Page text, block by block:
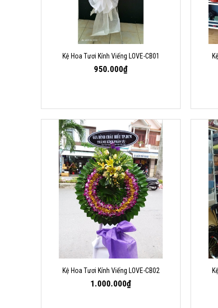
Kệ Hoa Tươi Kính Viếng LOVE-CB01
950.000₫
Kệ Hoa Tươi Kính Viếng LOVE-CB02
1.000.000₫